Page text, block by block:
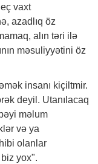
vaxt
azadlıq öz
alın təri ilə
məsuliyyətini öz
insanı kiçiltmir.
deyil. Utanılacaq
məlum
və ya
olanlar
yox".